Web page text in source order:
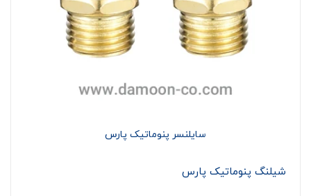
سایلنسر پنوماتیک پارس
شیلنگ پنوماتیک پارس